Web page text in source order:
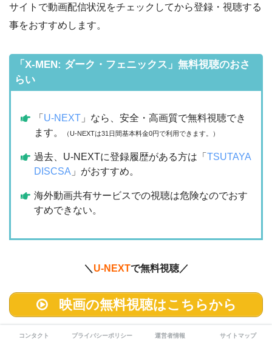
サイトで動画配信状況をチェックしてから登録・視聴する
事をおすすめします。
「X-MEN: ダーク・フェニックス」無料視聴のおさ
らい
「 U-NEXT 」なら、安全・高画質で無料視聴でき
ます。
（U-NEXTは31日間基本料金0円で利用できます。）
過去、U-NEXTに登録履歴がある方は「TSUTAYA
DISCSA 」がおすすめ。
海外動画共有サービスでの視聴は危険なのでおす
すめできない。
＼ U-NEXTで無料視聴／
映画の無料視聴はこちらから
配信サービス 無料期間と月額
コンタクト プライバシーポリシー 運営者情報 サイトマップ